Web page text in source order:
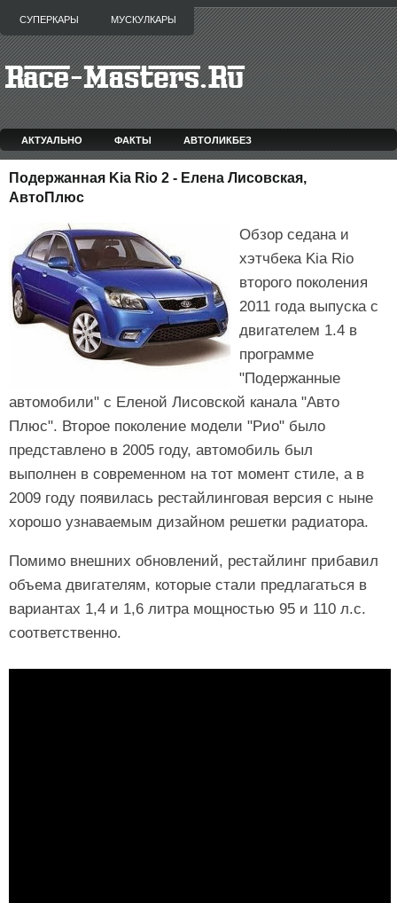
СУПЕРКАРЫ МУСКУЛКАРЫ
АКТУАЛЬНО ФАКТЫ АВТОЛИКБЕЗ
Подержанная Kia Rio 2 - Елена Лисовская,
АвтоПлюс
Обзор седана и
хэтчбека Kia Rio
второго поколения
2011 года выпуска с
двигателем 1.4 в
программе
"Подержанные
автомобили" с Еленой Лисовской канала "Авто
Плюс". Второе поколение модели "Рио" было
представлено в 2005 году, автомобиль был
выполнен в современном на тот момент стиле, а в
2009 году появилась рестайлинговая версия с ныне
хорошо узнаваемым дизайном решетки радиатора.
Помимо внешних обновлений, рестайлинг прибавил
объема двигателям, которые стали предлагаться в
вариантах 1,4 и 1,6 литра мощностью 95 и 110 л.с.
соответственно.